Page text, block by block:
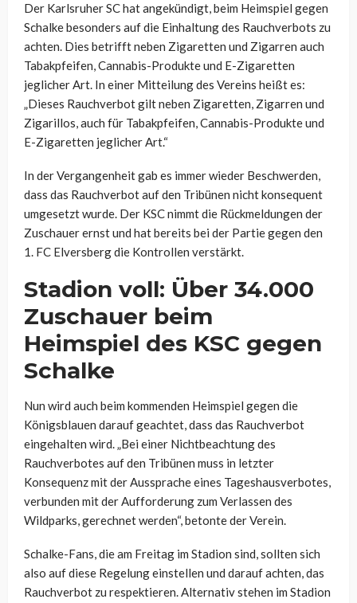
Der Karlsruher SC hat angekündigt, beim Heimspiel gegen
Schalke besonders auf die Einhaltung des Rauchverbots zu
achten. Dies betrifft neben Zigaretten und Zigarren auch
Tabakpfeifen, Cannabis-Produkte und E-Zigaretten
jeglicher Art. In einer Mitteilung des Vereins heißt es:
„Dieses Rauchverbot gilt neben Zigaretten, Zigarren und
Zigarillos, auch für Tabakpfeifen, Cannabis-Produkte und
E-Zigaretten jeglicher Art.“
In der Vergangenheit gab es immer wieder Beschwerden,
dass das Rauchverbot auf den Tribünen nicht konsequent
umgesetzt wurde. Der KSC nimmt die Rückmeldungen der
Zuschauer ernst und hat bereits bei der Partie gegen den
1. FC Elversberg die Kontrollen verstärkt.
Stadion voll: Über 34.000
Zuschauer beim
Heimspiel des KSC gegen
Schalke
Nun wird auch beim kommenden Heimspiel gegen die
Königsblauen darauf geachtet, dass das Rauchverbot
eingehalten wird. „Bei einer Nichtbeachtung des
Rauchverbotes auf den Tribünen muss in letzter
Konsequenz mit der Aussprache eines Tageshausverbotes,
verbunden mit der Aufforderung zum Verlassen des
Wildparks, gerechnet werden“, betonte der Verein.
Schalke-Fans, die am Freitag im Stadion sind, sollten sich
also auf diese Regelung einstellen und darauf achten, das
Rauchverbot zu respektieren. Alternativ stehen im Stadion